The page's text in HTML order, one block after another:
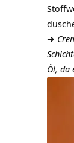
➜
Öl, da